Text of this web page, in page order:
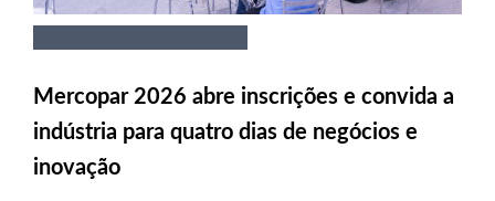
Mercopar 2026 abre inscrições e convida a
indústria para quatro dias de negócios e
inovação